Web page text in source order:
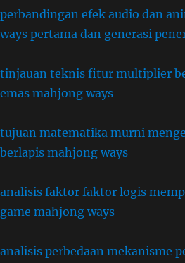
perbandingan efek audio dan
ways pertama dan generasi
tinjauan teknis fitur multiplier
emas mahjong ways
tujuan matematika murni
berlapis mahjong ways
analisis faktor faktor logis
game mahjong ways
analisis perbedaan mekanisme